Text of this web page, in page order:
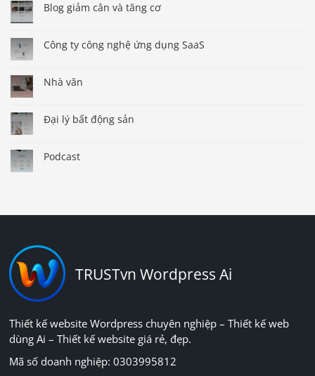
Blog giảm cân và tăng cơ
Công ty công nghệ ứng dụng SaaS
Nhà văn
Đại lý bất động sản
Podcast
TRUSTvn Wordpress Ai
Thiết kế website Wordpress chuyên nghiệp – Thiết kế web
dùng Ai – Thiết kế website giá rẻ, đẹp.
Mã số doanh nghiệp: 0303995812